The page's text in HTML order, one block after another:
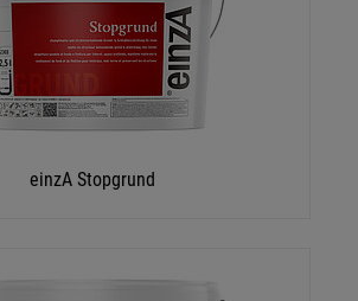
einzA Stopgrund